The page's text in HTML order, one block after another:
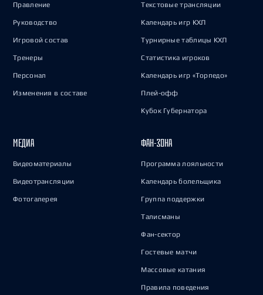
Правление
Руководство
Игровой состав
Тренеры
Персонал
Изменения в составе
Текстовые трансляции
Календарь игр КХЛ
Турнирные таблицы КХЛ
Статистика игроков
Календарь игр «Торпедо»
Плей-офф
Кубок Губернатора
МЕДИА
Видеоматериалы
Видеотрансляции
Фотогалерея
ФАН-ЗОНА
Программа лояльности
Календарь болельщика
Группа поддержки
Талисманы
Фан-сектор
Гостевые матчи
Массовые катания
Правила поведения